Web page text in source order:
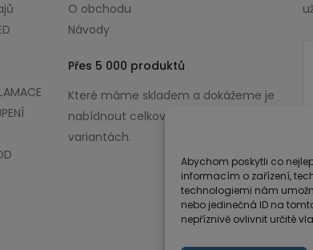
Abychom poskytli co
informacím o zařízení,
technologiemi nám
nebo jedinečná ID na
nepříznivě ovlivnit určité
O obchodu
Návody
Přes 5 000 produktů
Které máme skladem a dokážeme je
nabídnout celkově až v 100 000
variantách.